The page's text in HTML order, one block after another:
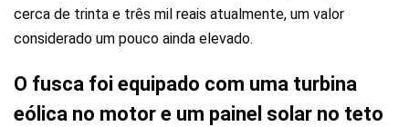
cerca de trinta e três mil reais atualmente, um valor
considerado um pouco ainda elevado.
O fusca foi equipado com uma turbina
eólica no motor e um painel solar no teto